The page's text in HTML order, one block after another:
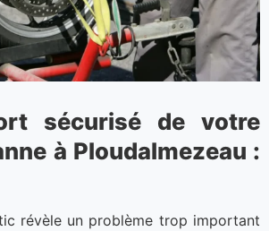
sécurisé de votre
à Ploudalmezeau :
révèle un problème trop important